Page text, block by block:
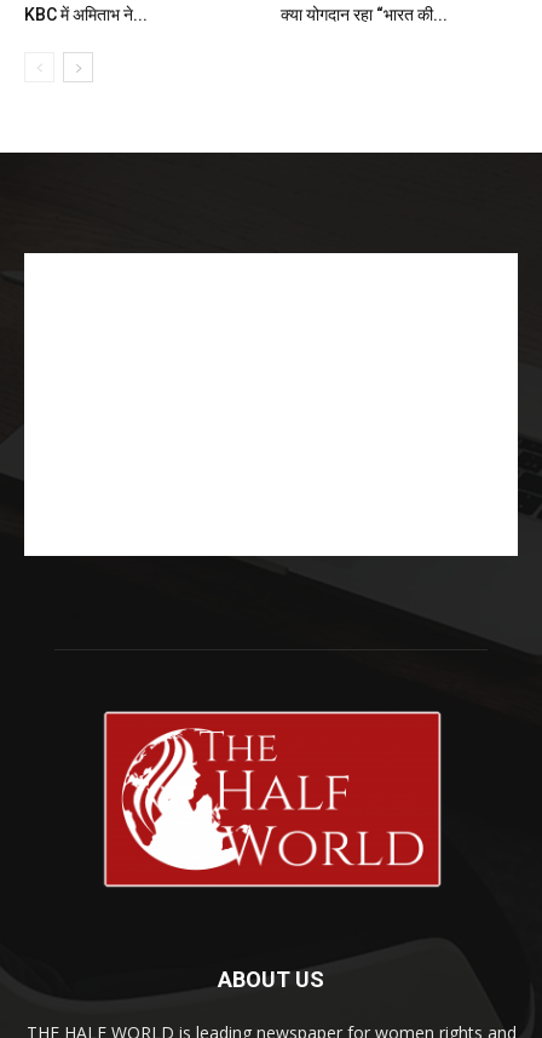
KBC में अमिताभ ने...
क्या योगदान रहा “भारत की...
ABOUT US
THE HALF WORLD is leading newspaper for women rights and